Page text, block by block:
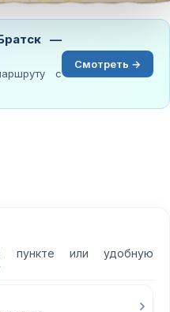
—
с
Смотреть →
пункте или удобную